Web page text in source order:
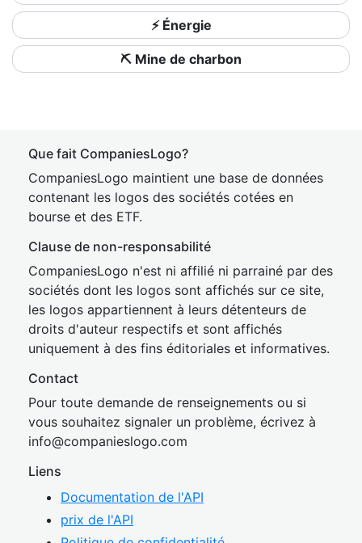
⚡ Énergie
⛏️ Mine de charbon
Que fait CompaniesLogo?
CompaniesLogo maintient une base de données
contenant les logos des sociétés cotées en
bourse et des ETF.
Clause de non-responsabilité
CompaniesLogo n'est ni affilié ni parrainé par des
sociétés dont les logos sont affichés sur ce site,
les logos appartiennent à leurs détenteurs de
droits d'auteur respectifs et sont affichés
uniquement à des fins éditoriales et informatives.
Contact
Pour toute demande de renseignements ou si
vous souhaitez signaler un problème, écrivez à
info@companieslogo.com
Liens
Documentation de l'API
prix de l'API